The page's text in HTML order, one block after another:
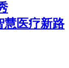
慧医疗新路